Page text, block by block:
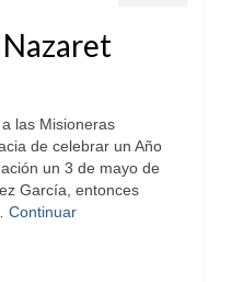
las Misioneras
de celebrar un Año
un 3 de mayo de
García, entonces
Continuar